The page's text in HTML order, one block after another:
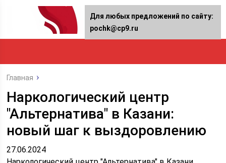
Главная
Наркологический центр
"Альтернатива" в Казани:
новый шаг к выздоровлению
27.06.2024
Для любых предложений по сайту:
pochk@cp9.ru